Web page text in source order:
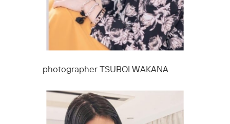
photographer TSUBOI WAKANA